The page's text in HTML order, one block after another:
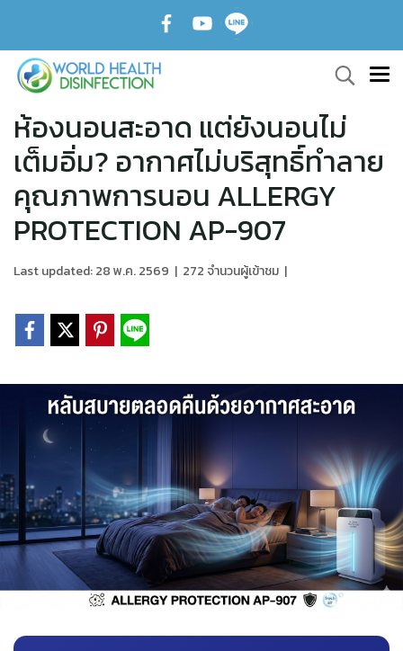
ห้องนอนสะอาด แต่ยังนอนไม่
เต็มอิ่ม? อากาศไม่บริสุทธิ์ทำลาย
คุณภาพการนอน ALLERGY
PROTECTION AP-907
Last updated: 28 พ.ค. 2569 | 272 จำนวนผู้เข้าชม |